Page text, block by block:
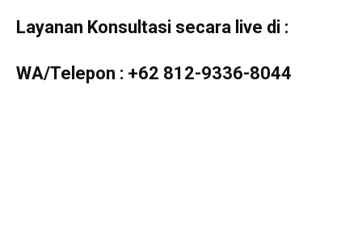
Layanan Konsultasi secara live di :
WA/Telepon : +62 812-9336-8044